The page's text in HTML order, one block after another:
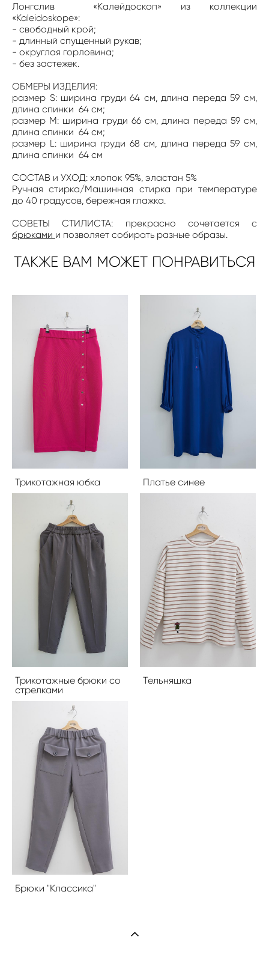
Лонгслив «Kалейдоскоп» из коллекции
«Kaleidoskope»:
- свободный крой;
- длинный спущенный рукав;
- округлая горловина;
- без застежек.
ОБМЕРЫ ИЗДЕЛИЯ:
размер S: ширина груди 64 см, длина переда 59 см,
длина спинки 64 см;
​размер M: ширина груди 66 см, длина переда 59 см,
длина спинки 64 см;
​размер L: ширина груди 68 см, длина переда 59 см,
длина спинки 64 см
СОСТАВ и УХОД: хлопок 95%, эластан 5%
Ручная стирка/Машинная стирка при температуре
до 40 градусов, бережная глажка.
СОВЕТЫ СТИЛИСТА: прекрасно сочетается с
брюками и позволяет собирать разные образы.
ТАКЖЕ ВАМ МОЖЕТ ПОНРАВИТЬСЯ
Трикотажная юбка Платье синее
Трикотажные брюки со
стрелками
Тельняшка
Брюки "Классика"